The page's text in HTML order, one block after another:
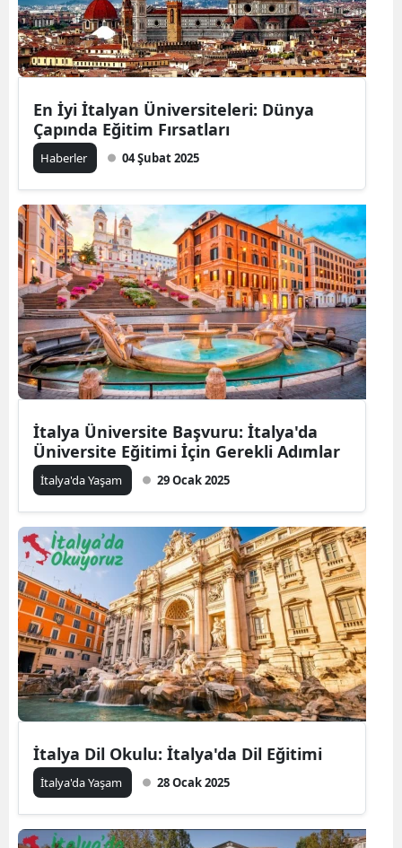
En İyi İtalyan Üniversiteleri: Dünya
Çapında Eğitim Fırsatları
Haberler 04 Şubat 2025
İtalya Üniversite Başvuru: İtalya'da
Üniversite Eğitimi İçin Gerekli Adımlar
İtalya'da Yaşam 29 Ocak 2025
İtalya Dil Okulu: İtalya'da Dil Eğitimi
İtalya'da Yaşam 28 Ocak 2025